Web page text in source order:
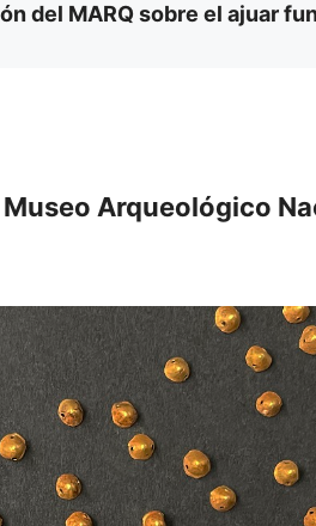
del MARQ sobre el ajuar
Arqueológico